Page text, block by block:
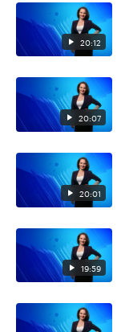
20:12
20:07
20:01
19:59